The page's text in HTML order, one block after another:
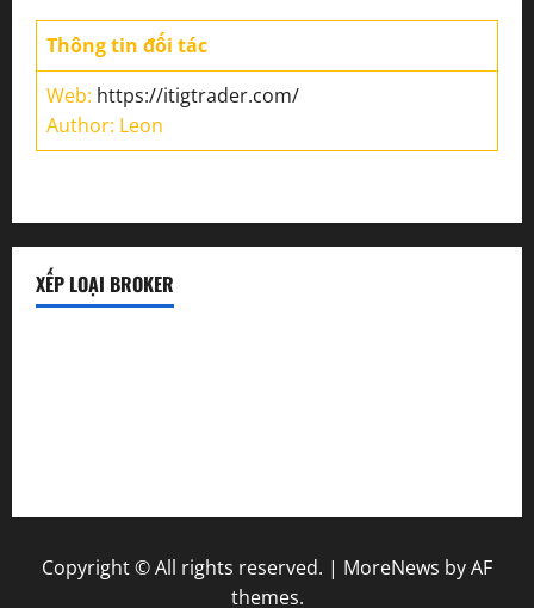
Thông tin đối tác
Web: https://itigtrader.com/
Author: Leon
XẾP LOẠI BROKER
Copyright © All rights reserved. | MoreNews by AF
themes.